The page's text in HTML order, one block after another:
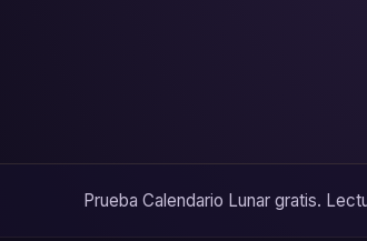
Prueba Calendario Lunar gratis.